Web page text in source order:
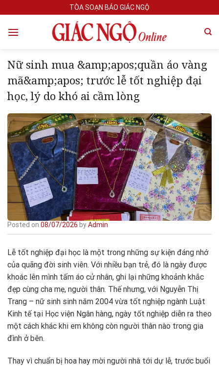
to
content
TÒA SOẠN BÁO GIÁC NGỘ
Nữ sinh mua &amp;apos;quần áo vàng
mã&amp;apos; trước lễ tốt nghiệp đại
học, lý do khó ai cầm lòng
Posted on 08/07/2026 byAdmin
Lễ tốt nghiệp đại học là một trong những sự kiện đáng nhớ
của quãng đời sinh viên. Với nhiều bạn trẻ, đó là ngày được
khoác lên mình tấm áo cử nhân, ghi lại những khoảnh khắc
đẹp cùng cha mẹ, người thân. Thế nhưng, với Nguyễn Thị
Trang – nữ sinh sinh năm 2004 vừa tốt nghiệp ngành Luật
Kinh tế tại Học viện Ngân hàng, ngày tốt nghiệp diễn ra theo
một cách khác khi em không còn người thân nào trong gia
đình ở bên.
Thay vì chuẩn bị hoa hay mời người nhà tới dự lễ, trước buổi